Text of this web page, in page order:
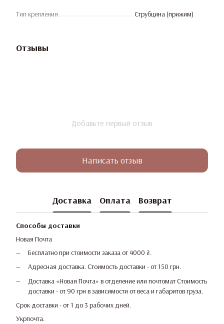
Тип крепления Струбцина (прижим)
Отзывы
Добавьте первый отзыв
Написать отзыв
Доставка Оплата Возврат
Способы доставки
Новая Почта
Бесплатно при стоимости заказа от 4000 ₴.
Адресная доставка. Стоимость доставки - от 150 грн.
Доставка «Новая Почта» в отделение или почтомат Стоимость
доставки - от 90 грн в зависимости от веса и габаритов груза.
Срок доставки - от 1 до 3 рабочих дней.
Укрпочта.